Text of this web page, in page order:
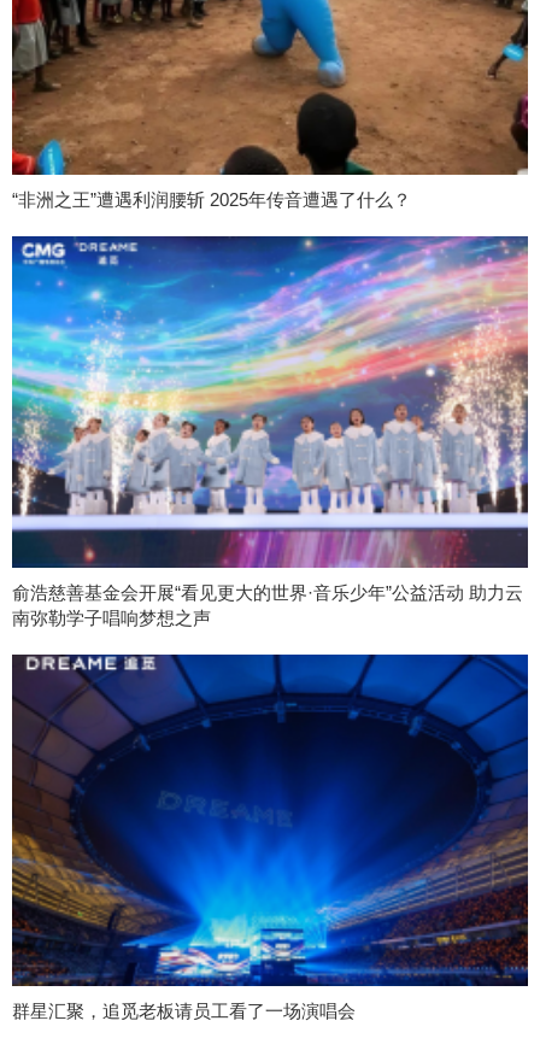
“非洲之王”遭遇利润腰斩 2025年传音遭遇了什么？
俞浩慈善基金会开展“看见更大的世界·音乐少年”公益活动 助力云
南弥勒学子唱响梦想之声
群星汇聚，追觅老板请员工看了一场演唱会